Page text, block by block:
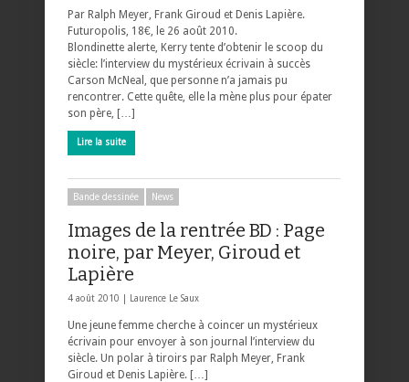
Par Ralph Meyer, Frank Giroud et Denis Lapière.
Futuropolis, 18€, le 26 août 2010.
Blondinette alerte, Kerry tente d’obtenir le scoop du
siècle: l’interview du mystérieux écrivain à succès
Carson McNeal, que personne n’a jamais pu
rencontrer. Cette quête, elle la mène plus pour épater
son père, […]
Lire la suite
Bande dessinée News
Images de la rentrée BD : Page
noire, par Meyer, Giroud et
Lapière
4 août 2010 | Laurence Le Saux
Une jeune femme cherche à coincer un mystérieux
écrivain pour envoyer à son journal l’interview du
siècle. Un polar à tiroirs par Ralph Meyer, Frank
Giroud et Denis Lapière. […]